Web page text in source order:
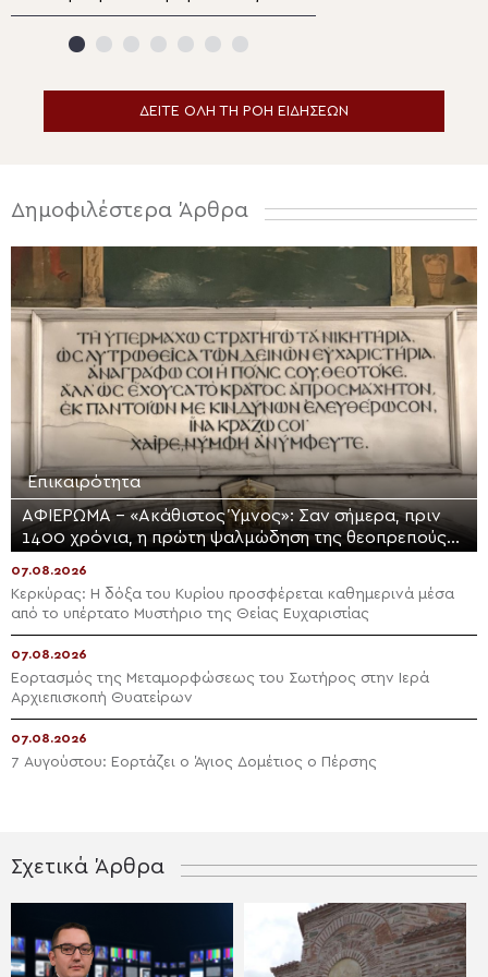
ΔΕΙΤΕ ΟΛΗ ΤΗ ΡΟΗ ΕΙΔΗΣΕΩΝ
Δημοφιλέστερα Άρθρα
Επικαιρότητα
ΑΦΙΕΡΩΜΑ – «Ακάθιστος Ύμνος»: Σαν σήμερα, πριν
1400 χρόνια, η πρώτη ψαλμώδηση της θεοπρεπούς
07.08.2026
Κερκύρας: Η δόξα του Κυρίου προσφέρεται καθημερινά μέσα
από το υπέρτατο Μυστήριο της Θείας Ευχαριστίας
07.08.2026
Εορτασμός της Μεταμορφώσεως του Σωτήρος στην Ιερά
Αρχιεπισκοπή Θυατείρων
07.08.2026
7 Αυγούστου: Εορτάζει ο Άγιος Δομέτιος ο Πέρσης
Σχετικά Άρθρα